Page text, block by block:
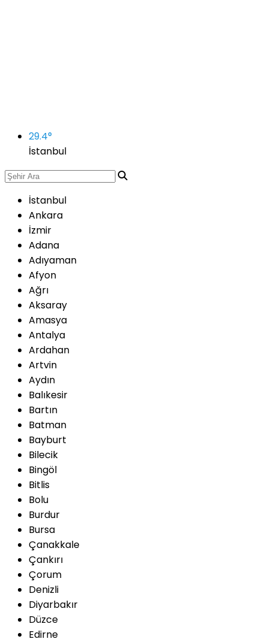
29.4°
İstanbul
İstanbul
Ankara
İzmir
Adana
Adıyaman
Afyon
Ağrı
Aksaray
Amasya
Antalya
Ardahan
Artvin
Aydın
Balıkesir
Bartın
Batman
Bayburt
Bilecik
Bingöl
Bitlis
Bolu
Burdur
Bursa
Çanakkale
Çankırı
Çorum
Denizli
Diyarbakır
Düzce
Edirne